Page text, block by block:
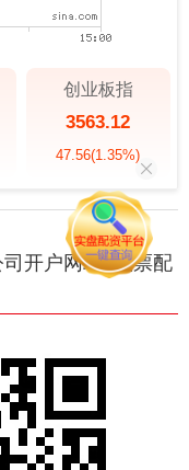
创业板指
3563.12
47.56(1.35%)
开户网站_股票配